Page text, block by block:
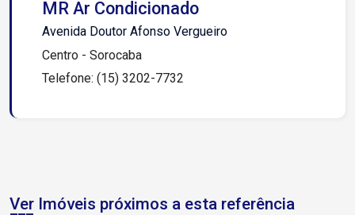
MR Ar Condicionado
Avenida Doutor Afonso Vergueiro
Centro - Sorocaba
Telefone: (15) 3202-7732
Ver Imóveis próximos a esta referência